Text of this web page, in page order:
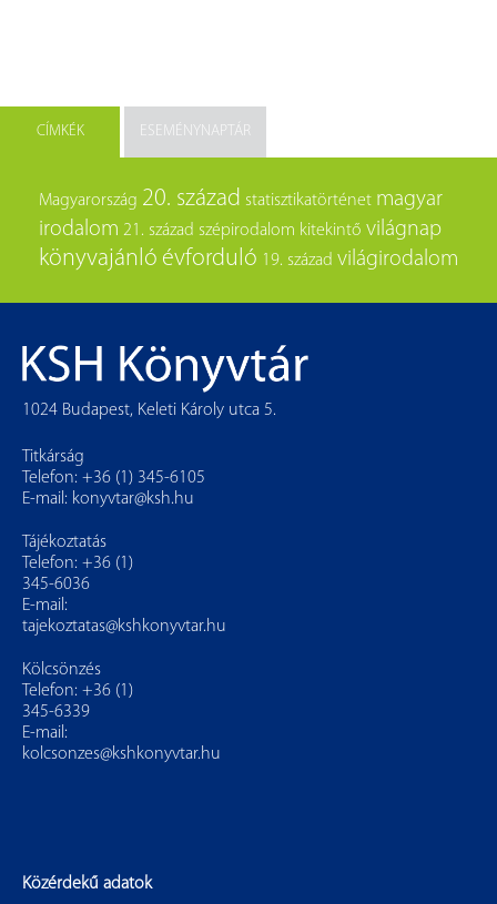
CÍMKÉK ESEMÉNYNAPTÁR
Magyarország 20. század statisztikatörténet magyar
irodalom 21. század szépirodalom kitekintő világnap
könyvajánló évforduló 19. század világirodalom
1024 Budapest, Keleti Károly utca 5.
Titkárság
Telefon: +36 (1) 345-6105
E-mail: konyvtar@ksh.hu
Tájékoztatás
Telefon: +36 (1)
345-6036
E-mail:
tajekoztatas@kshkonyvtar.hu
Kölcsönzés
Telefon: +36 (1)
345-6339
E-mail:
kolcsonzes@kshkonyvtar.hu
Közérdekű adatok